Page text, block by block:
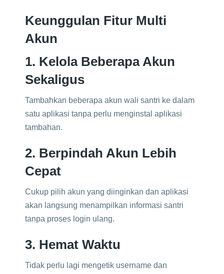
Keunggulan Fitur Multi
Akun
1. Kelola Beberapa Akun
Sekaligus
Tambahkan beberapa akun wali santri ke dalam
satu aplikasi tanpa perlu menginstal aplikasi
tambahan.
2. Berpindah Akun Lebih
Cepat
Cukup pilih akun yang diinginkan dan aplikasi
akan langsung menampilkan informasi santri
tanpa proses login ulang.
3. Hemat Waktu
Tidak perlu lagi mengetik username dan